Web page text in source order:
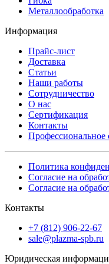
Металлообработка
Информация
Прайс-лист
Доставка
Статьи
Наши работы
Сотрудничество
О нас
Сертификация
Контакты
Профессиональное
Политика
Согласие на
Согласие на
Контакты
+7 (812) 906-22-67
sale@plazma-spb.ru
Юридическая